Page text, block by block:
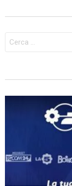
CERCA
PER: